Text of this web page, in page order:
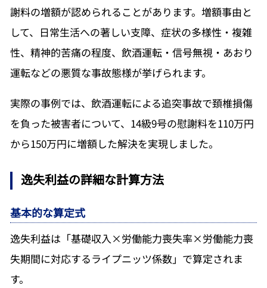
謝料の増額が認められることがあります。増額事由と
して、日常生活への著しい支障、症状の多様性・複雑
性、精神的苦痛の程度、飲酒運転・信号無視・あおり
運転などの悪質な事故態様が挙げられます。
実際の事例では、飲酒運転による追突事故で頚椎損傷
を負った被害者について、14級9号の慰謝料を110万円
から150万円に増額した解決を実現しました。
逸失利益の詳細な計算方法
基本的な算定式
逸失利益は「基礎収入×労働能力喪失率×労働能力喪
失期間に対応するライプニッツ係数」で算定されま
す。